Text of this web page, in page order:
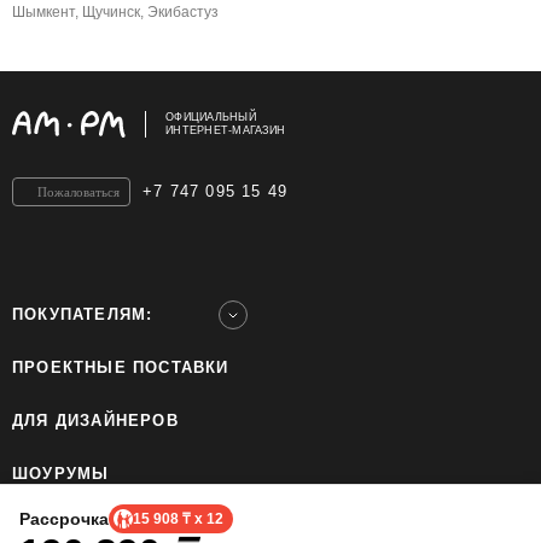
Рассрочка 15 908 ₸ x 12
Шымкент, Щучинск, Экибастуз
ОФИЦИАЛЬНЫЙ
ИНТЕРНЕТ-МАГАЗИН
+7 747 095 15 49
Пожаловаться
ПОКУПАТЕЛЯМ:
ПРОЕКТНЫЕ ПОСТАВКИ
ДЛЯ ДИЗАЙНЕРОВ
ШОУРУМЫ
ТОО «Home Ecology Center (Хоум Иколэджи Сэнтэ)», БИН: 190640023562. Все права